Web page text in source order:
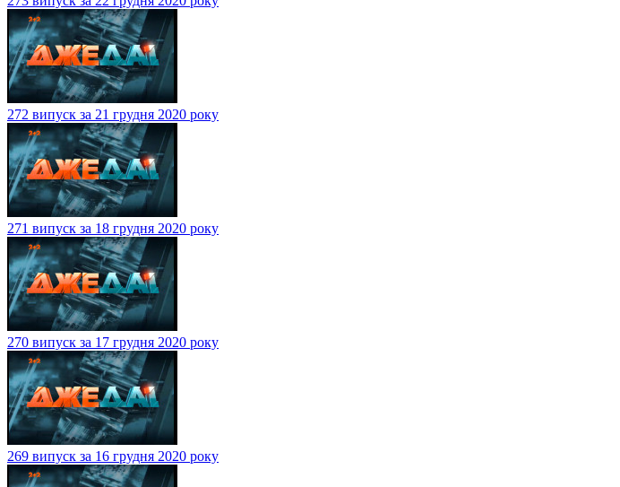
272 випуск за 21 грудня 2020 року
271 випуск за 18 грудня 2020 року
270 випуск за 17 грудня 2020 року
269 випуск за 16 грудня 2020 року